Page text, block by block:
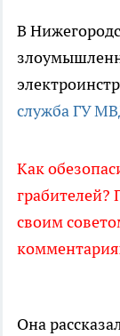
В
служба ГУ
Как
грабителей?
своим
Она